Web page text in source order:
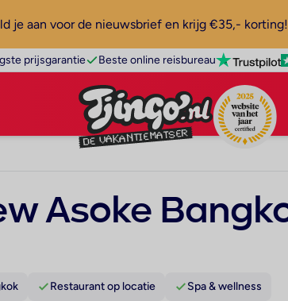
je aan voor de nieuwsbrief en krijg €35,- korting!
prijsgarantie Beste online reisbureau
Asoke
Restaurant op locatie Spa & wellness